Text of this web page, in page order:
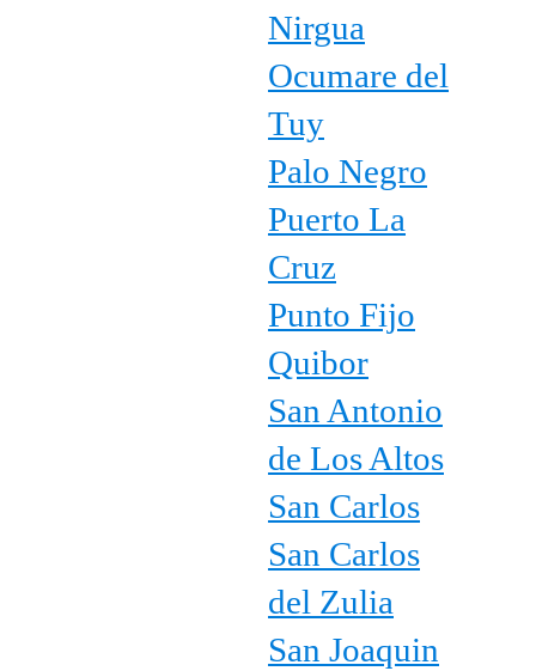
Nirgua
Ocumare del
Tuy
Palo Negro
Puerto La
Cruz
Punto Fijo
Quibor
San Antonio
de Los Altos
San Carlos
San Carlos
del Zulia
San Joaquin